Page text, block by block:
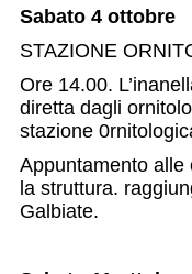
Sabato 4 ottobre
STAZIONE
Ore 14.00.
diretta dagli
stazione
Appuntamento alle
la struttura.
Galbiate.